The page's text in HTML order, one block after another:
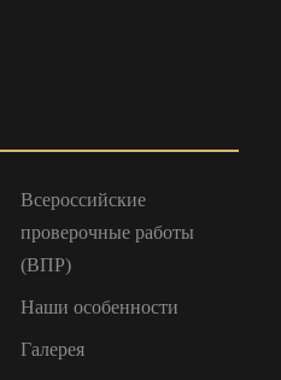
Всероссийские
проверочные работы
(ВПР)
Наши особенности
Галерея